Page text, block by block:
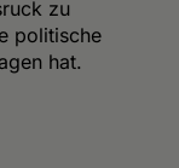
zu
politische
hat.